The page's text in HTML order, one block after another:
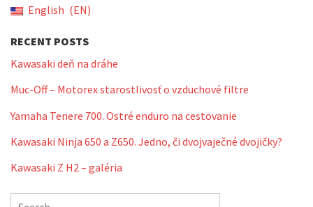
English
EN
RECENT POSTS
Kawasaki deň na dráhe
Muc-Off – Motorex starostlivosť o vzduchové filtre
Yamaha Tenere 700. Ostré enduro na cestovanie
Kawasaki Ninja 650 a Z650. Jedno, či dvojvaječné dvojičky?
Kawasaki Z H2 – galéria
Search